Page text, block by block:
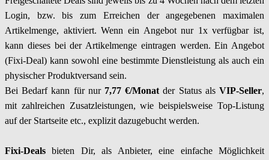
Login, bzw. bis zum Erreichen der angegebenen maximalen
Artikelmenge, aktiviert. Wenn ein Angebot nur 1x verfügbar ist,
kann dieses bei der Artikelmenge eintragen werden. Ein Angebot
(Fixi-Deal) kann sowohl eine bestimmte Dienstleistung als auch ein
physischer Produktversand sein.
Bei Bedarf kann für nur 7,77 €/Monat der Status alsVIP-Seller,
mit zahlreichen Zusatzleistungen, wie beispielsweise Top-Listung
auf der Startseite etc., explizit dazugebucht werden.
Fixi-Deals bieten Dir, als Anbieter, eine einfache Möglichkeit